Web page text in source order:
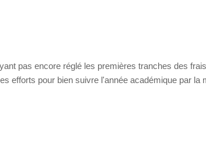
pas encore réglé les premières tranches des
efforts pour bien suivre l'année académique par